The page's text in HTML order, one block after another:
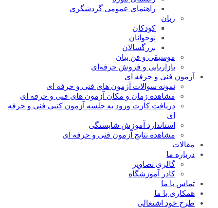
راهنمای عمومی گردشگری
زبان
کودکان
نوجوانان
بزرگسالان
موسیقی و فن بیان
بازاریابی و فروش حرفه‌ای
آزمون فنی و حرفه ای
نمونه سوالات آزمون های فنی و حرفه ای
مشاهده زمان و مکان آزمون های فنی و حرفه ای
دریافت کارت ورود به جلسه آزمون کتبی فنی و حرفه
ای
استاندارد آموزش شایستگی
مشاهده نتایج آزمون فنی و حرفه ای
مقالات
درباره ما
گالری تصاویر
کادر آموزشگاه
تماس با ما
همکاری با ما
طرح خود اشتغالی